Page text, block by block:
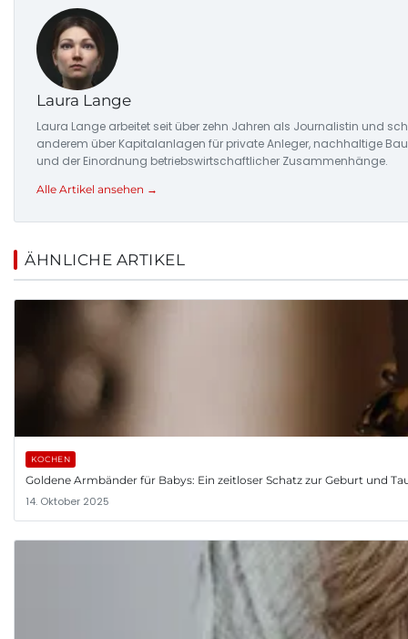
Laura Lange
Laura Lange arbeitet seit über zehn Jahren als Journalistin und
anderem über Kapitalanlagen für private Anleger, nachhaltige
und der Einordnung betriebswirtschaftlicher Zusammenhänge.
Alle Artikel ansehen →
ÄHNLICHE ARTIKEL
KOCHEN
Goldene Armbänder für Babys: Ein zeitloser Schatz zur Geburt und
14. Oktober 2025